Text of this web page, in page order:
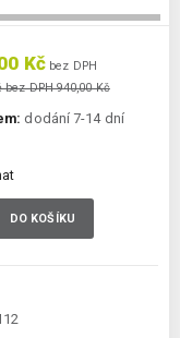
Kč bez DPH
bez DPH 940,00 Kč
dodání 7-14 dní
DO KOŠÍKU